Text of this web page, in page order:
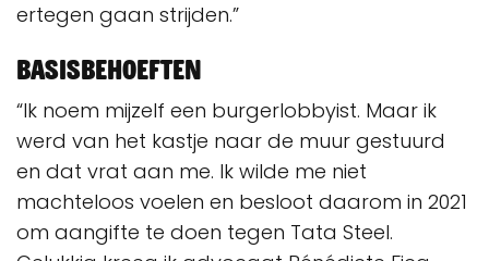
ertegen gaan strijden.”
Basisbehoeften
“Ik noem mijzelf een burgerlobbyist. Maar ik
werd van het kastje naar de muur gestuurd
en dat vrat aan me. Ik wilde me niet
machteloos voelen en besloot daarom in 2021
om aangifte te doen tegen Tata Steel.